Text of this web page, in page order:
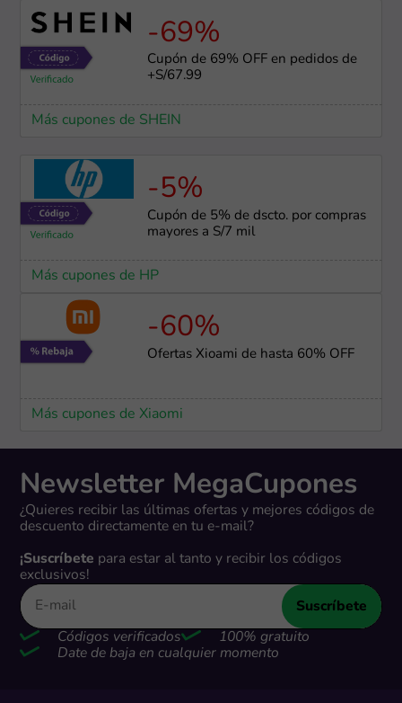
-69%
Cupón de 69% OFF en pedidos de
+S/67.99
Más cupones de SHEIN
-5%
Cupón de 5% de dscto. por compras
mayores a S/7 mil
Más cupones de HP
-60%
Ofertas Xioami de hasta 60% OFF
Más cupones de Xiaomi
Newsletter MegaCupones
¿Quieres recibir las últimas ofertas y mejores códigos de
descuento directamente en tu e-mail?
¡Suscríbete para estar al tanto y recibir los códigos
exclusivos!
Suscríbete
Códigos verificados
100% gratuito
Date de baja en cualquier momento